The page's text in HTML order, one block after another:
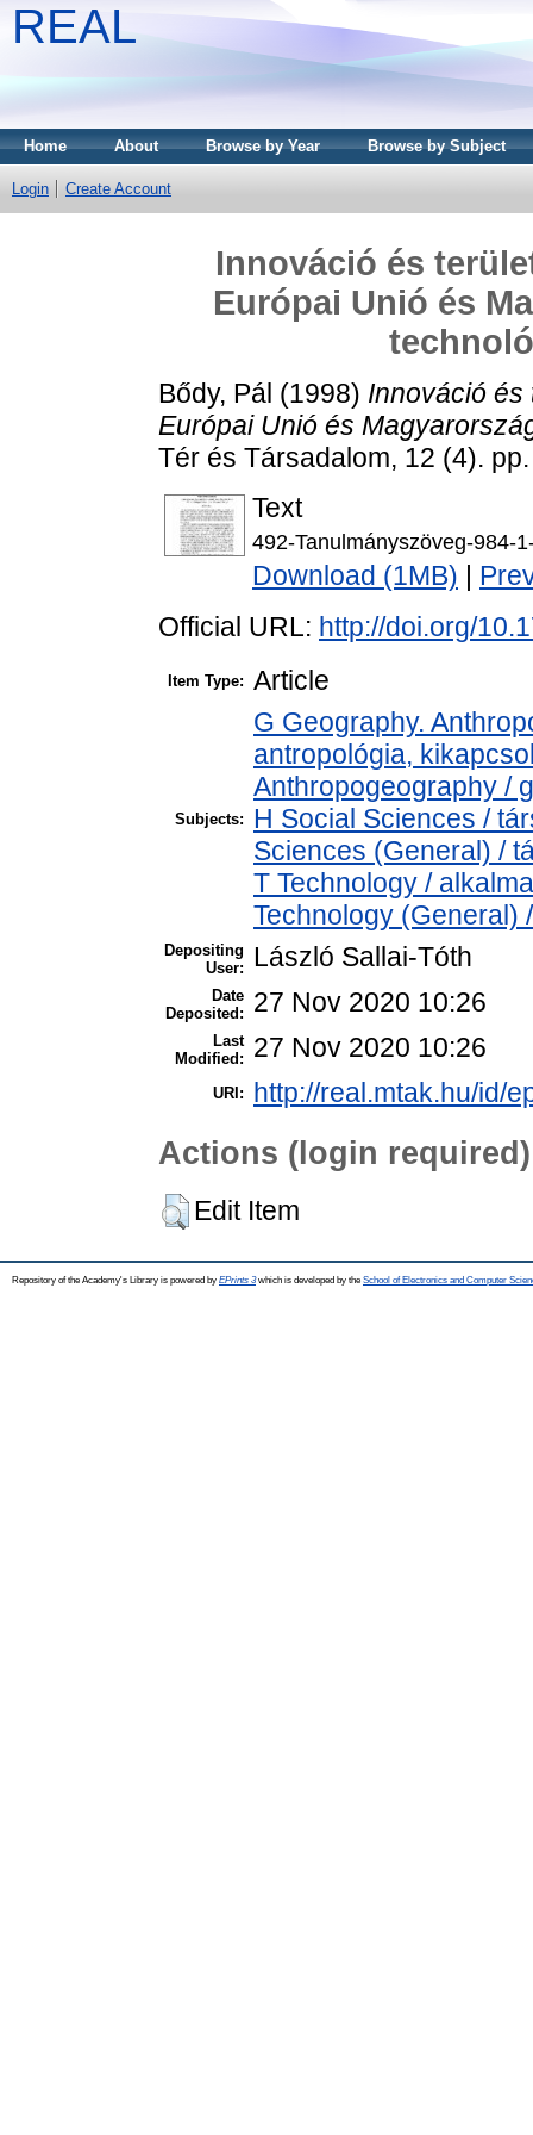
REAL
Home About Browse by Year Browse by Subject
Login Create Account
Innováció és
Európai Unió és
Bődy, Pál (1998) Innováció és
Európai Unió és
Tér és Társadalom, 12 (4).
Text
492-Tanulmányszöveg-984-
Download (1MB)
Official URL: http://doi.org/
Item Type: Article
Subjects:
G Geography.
antropológia,
Anthropogeography /
H Social Sciences /
Sciences (General) /
T Technology /
Technology (General)
Depositing
User:
László Sallai-Tóth
Date
Deposited:
27 Nov 2020 10:26
Last
Modified:
27 Nov 2020 10:26
URI: http://real.mtak.hu/id/
Actions (login required)
Edit Item
Repository of the Academy's Library is powered by EPrints 3which is developed by the School of Electronics and Computer